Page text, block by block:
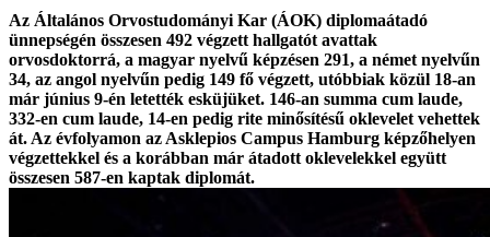
Az Általános Orvostudományi Kar (ÁOK) diplomaátadó
ünnepségén összesen 492 végzett hallgatót avattak
orvosdoktorrá, a magyar nyelvű képzésen 291, a német nyelvűn
34, az angol nyelvűn pedig 149 fő végzett, utóbbiak közül 18-an
már június 9-én letették esküjüket. 146-an summa cum laude,
332-en cum laude, 14-en pedig rite minősítésű oklevelet vehettek
át. Az évfolyamon az Asklepios Campus Hamburg képzőhelyen
végzettekkel és a korábban már átadott oklevelekkel együtt
összesen 587-en kaptak diplomát.